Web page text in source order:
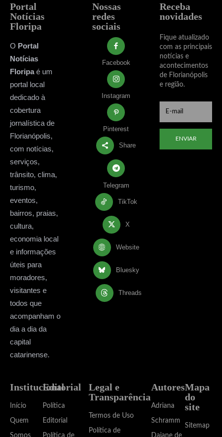
Portal
Notícias
Floripa
O Portal
Notícias
Floripaé um
portal local
dedicado à
cobertura
jornalística de
Florianópolis,
com notícias,
serviços,
trânsito, clima,
turismo,
eventos,
bairros, praias,
cultura,
economia local
e informações
úteis para
moradores,
visitantes e
todos que
acompanham o
dia a dia da
capital
catarinense.
Nossas
redes
sociais
Facebook
Instagram
Pinterest
Share
Telegram
TikTok
X
Website
Bluesky
Threads
Receba
novidades
Fique atualizado
com as principais
notícias e
acontecimentos
de Florianópolis
e região.
ENVIAR
Institucional
Início
Quem
Somos
Editorial
Política
Editorial
Política de
Legal e
Transparência
Termos de Uso
Política de
Autores
Adriana
Schramm
Daiane de
Mapa
do
site
Sitemap